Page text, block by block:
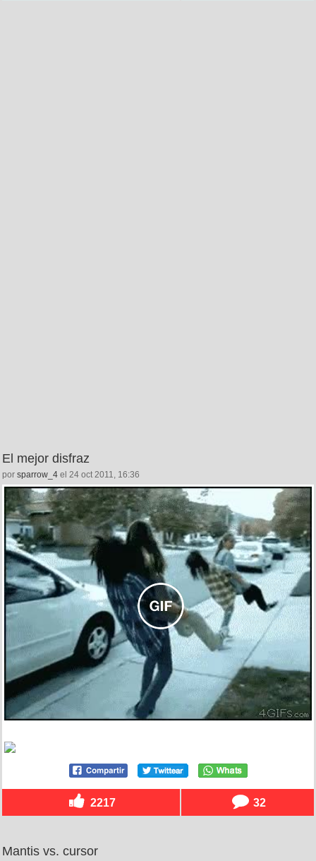
El mejor disfraz
por sparrow_4 el 24 oct 2011, 16:36
2217 32
Mantis vs. cursor